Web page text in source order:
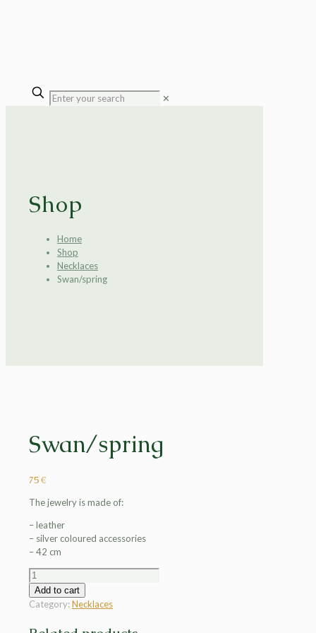
✕
Shop
Home
Shop
Necklaces
Swan/spring
Swan/spring
75€
The jewelry is made of:
– leather
– silver coloured accessories
– 42 cm
Swan/spring
quantity
Add to cart
Category:Necklaces